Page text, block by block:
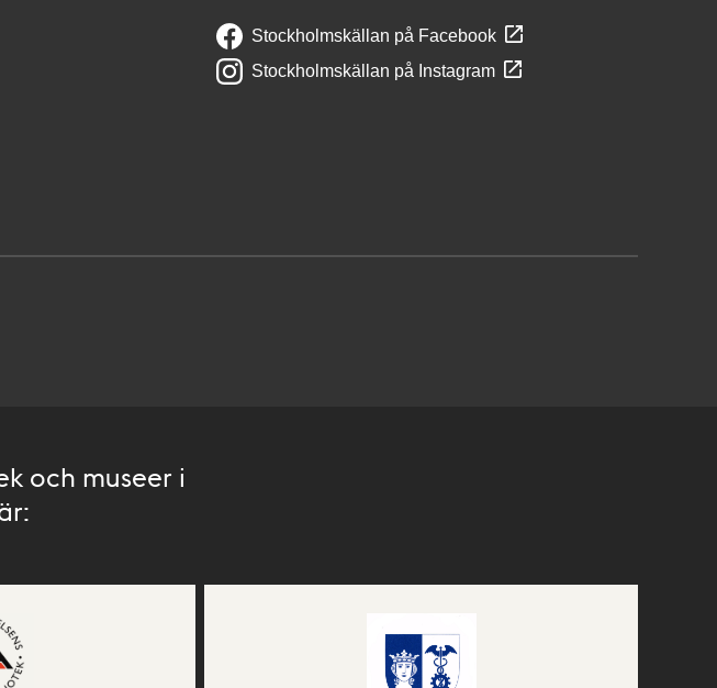
Stockholmskällan på Facebook
Stockholmskällan på Instagram
och museer i